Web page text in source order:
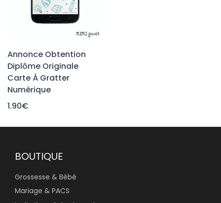
Annonce Obtention
Diplôme Originale
Carte À Gratter
Numérique
1.90€
BOUTIQUE
Grossesse & Bébé
Mariage & PACS